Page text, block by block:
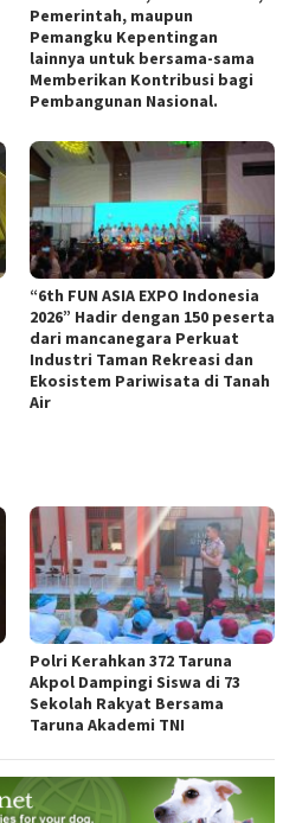
Pemerintah, maupun
Pemangku Kepentingan
lainnya untuk bersama-sama
Memberikan Kontribusi bagi
Pembangunan Nasional.
“6th FUN ASIA EXPO Indonesia
2026” Hadir dengan 150 peserta
dari mancanegara Perkuat
Industri Taman Rekreasi dan
Ekosistem Pariwisata di Tanah
Air
Polri Kerahkan 372 Taruna
Akpol Dampingi Siswa di 73
Sekolah Rakyat Bersama
Taruna Akademi TNI